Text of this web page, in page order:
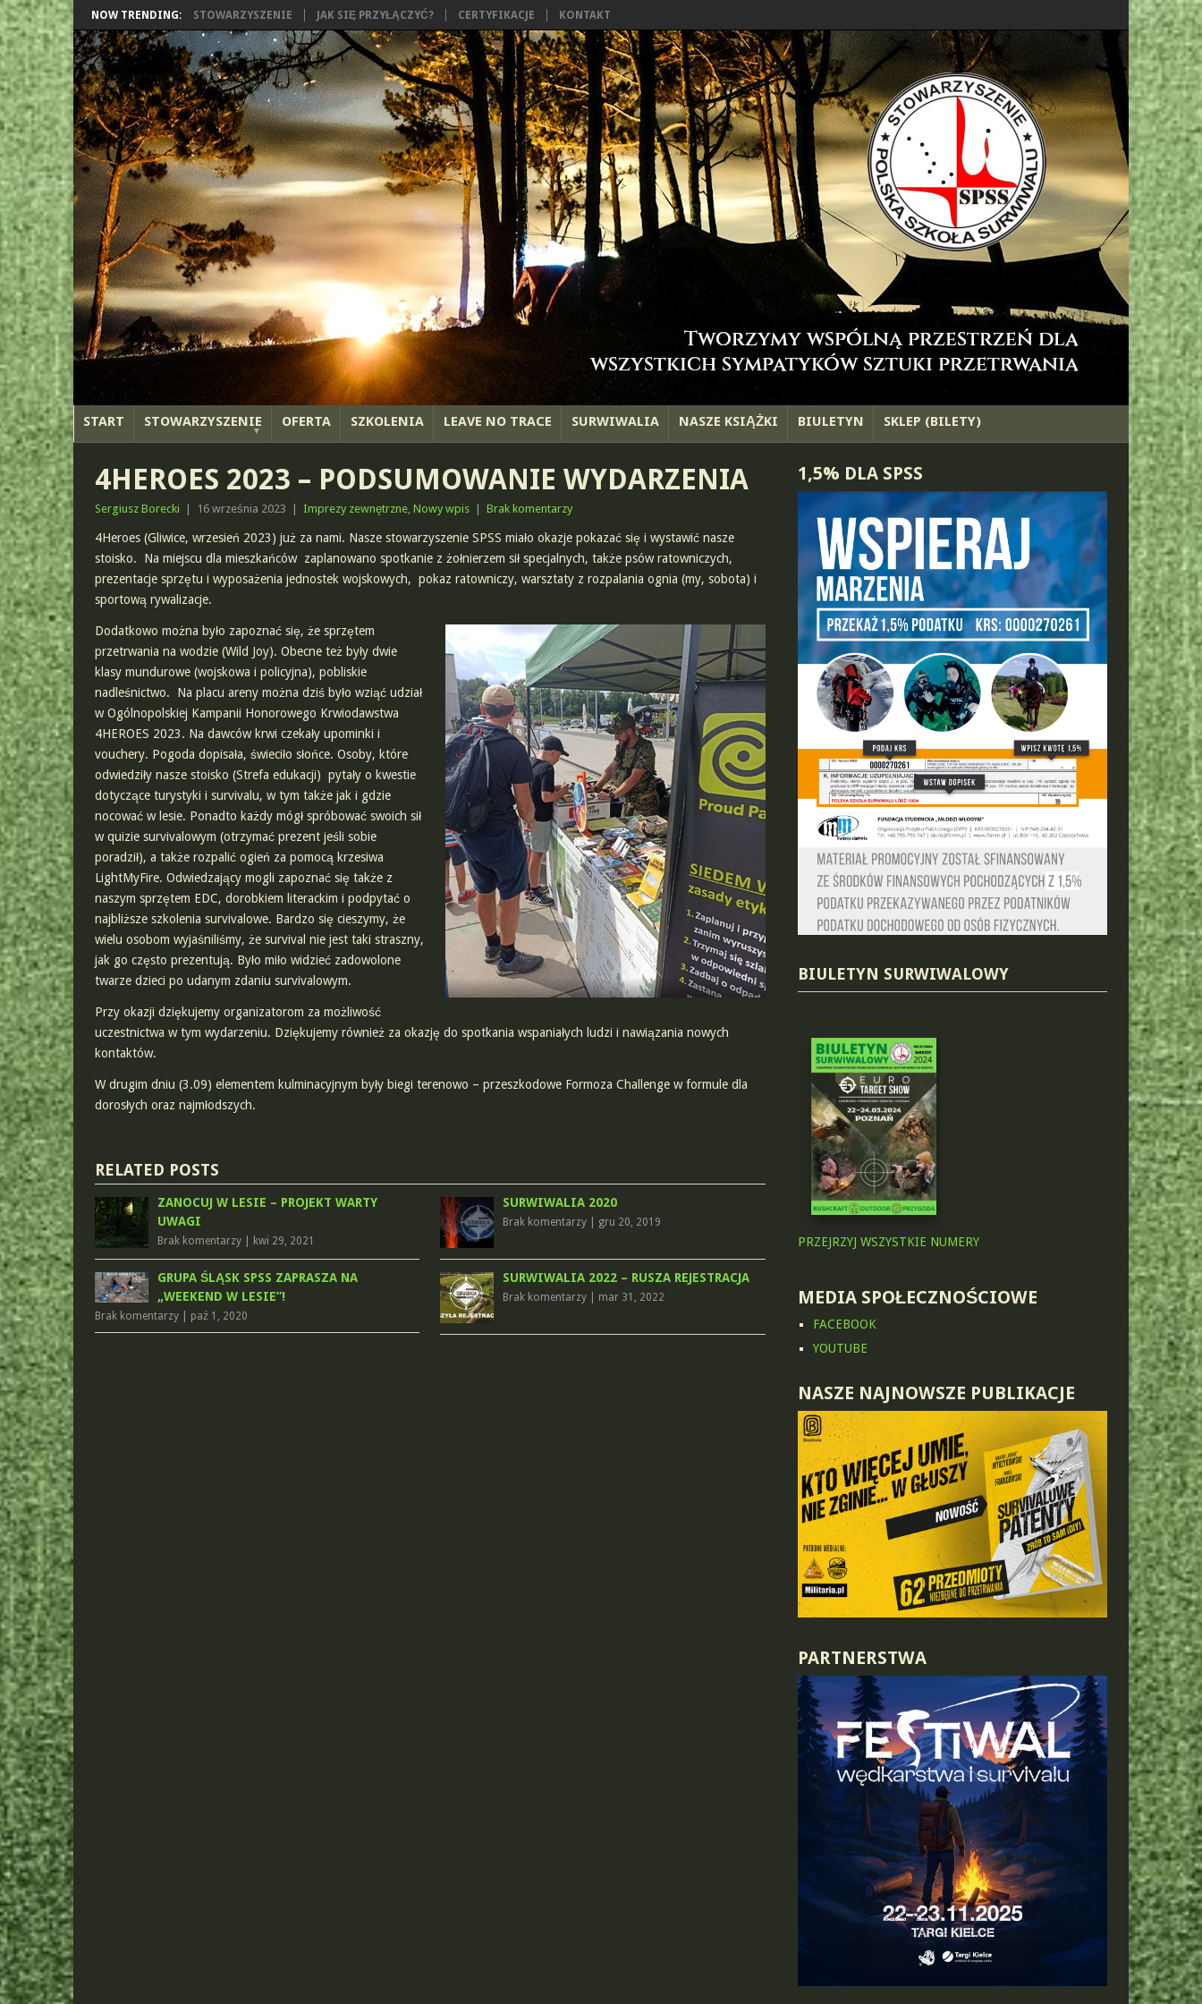
NOW TRENDING: STOWARZYSZENIE JAK SIĘ PRZYŁĄCZYĆ? CERTYFIKACJE KONTAKT
START STOWARZYSZENIE OFERTA SZKOLENIA LEAVE NO TRACE SURWIWALIA NASZE KSIĄŻKI BIULETYN SKLEP (BILETY)
4HEROES 2023 – PODSUMOWANIE WYDARZENIA
Sergiusz Borecki 16 września 2023 Imprezy zewnętrzne, Nowy wpis Brak komentarzy
4Heroes (Gliwice, wrzesień 2023) już za nami. Nasze stowarzyszenie SPSS miało okazje pokazać się i wystawić nasze
stoisko. Na miejscu dla mieszkańców zaplanowano spotkanie z żołnierzem sił specjalnych, także psów ratowniczych,
prezentacje sprzętu i wyposażenia jednostek wojskowych, pokaz ratowniczy, warsztaty z rozpalania ognia (my, sobota) i
sportową rywalizacje.
Dodatkowo można było zapoznać się, że sprzętem
przetrwania na wodzie (Wild Joy). Obecne też były dwie
klasy mundurowe (wojskowa i policyjna), pobliskie
nadleśnictwo. Na placu areny można dziś było wziąć udział
w Ogólnopolskiej Kampanii Honorowego Krwiodawstwa
4HEROES 2023. Na dawców krwi czekały upominki i
vouchery. Pogoda dopisała, świeciło słońce. Osoby, które
odwiedziły nasze stoisko (Strefa edukacji) pytały o kwestie
dotyczące turystyki i survivalu, w tym także jak i gdzie
nocować w lesie. Ponadto każdy mógł spróbować swoich sił
w quizie survivalowym (otrzymać prezent jeśli sobie
poradził), a także rozpalić ogień za pomocą krzesiwa
LightMyFire. Odwiedzający mogli zapoznać się także z
naszym sprzętem EDC, dorobkiem literackim i podpytać o
najbliższe szkolenia survivalowe. Bardzo się cieszymy, że
wielu osobom wyjaśniliśmy, że survival nie jest taki straszny,
jak go często prezentują. Było miło widzieć zadowolone
twarze dzieci po udanym zdaniu survivalowym.
Przy okazji dziękujemy organizatorom za możliwość
uczestnictwa w tym wydarzeniu. Dziękujemy również za okazję do spotkania wspaniałych ludzi i nawiązania nowych
kontaktów.
W drugim dniu (3.09) elementem kulminacyjnym były biegi terenowo – przeszkodowe Formoza Challenge w formule dla
dorosłych oraz najmłodszych.
RELATED POSTS
ZANOCUJ W LESIE – PROJEKT WARTY
UWAGI
Brak komentarzy| kwi 29, 2021
SURWIWALIA 2020
Brak komentarzy| gru 20, 2019
GRUPA ŚLĄSK SPSS ZAPRASZA NA
„WEEKEND W LESIE”!
Brak komentarzy| paź 1, 2020
SURWIWALIA 2022 – RUSZA REJESTRACJA
Brak komentarzy| mar 31, 2022
1,5% DLA SPSS
BIULETYN SURWIWALOWY
PRZEJRZYJ WSZYSTKIE NUMERY
MEDIA SPOŁECZNOŚCIOWE
FACEBOOK
YOUTUBE
NASZE NAJNOWSZE PUBLIKACJE
PARTNERSTWA